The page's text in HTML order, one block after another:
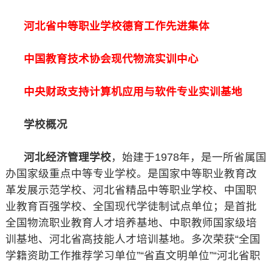
河北省中等职业学校德育工作先进集体
中国教育技术协会现代物流实训中心
中央财政支持计算机应用与软件专业实训基地
学校概况
河北经济管理学校，始建于1978年，是一所省属国
办国家级重点中等专业学校。是国家中等职业教育改
革发展示范学校、河北省精品中等职业学校、中国职
业教育百强学校、全国现代学徒制试点单位；是首批
全国物流职业教育人才培养基地、中职教师国家级培
训基地、河北省高技能人才培训基地。多次荣获“全国
学籍资助工作推荐学习单位”“省直文明单位”“河北省职